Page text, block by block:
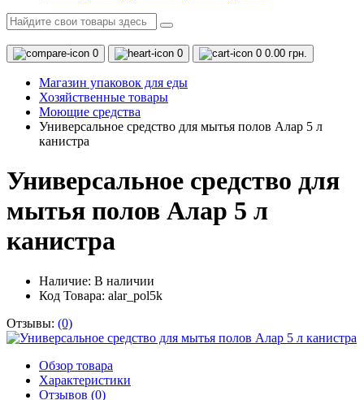
0 0 0 0.00 грн.
Магазин упаковок для еды
Хозяйственные товары
Моющие средства
Универсальное средство для мытья полов Алар 5 л
канистра
Универсальное средство для
мытья полов Алар 5 л
канистра
Наличие: В наличии
Код Товара: alar_pol5k
Отзывы: (0)
Обзор товара
Характеристики
Отзывов (0)